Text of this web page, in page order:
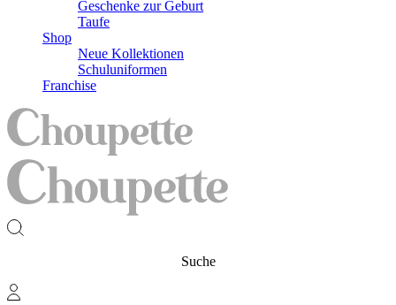
Geschenke zur Geburt
Taufe
Shop
Neue Kollektionen
Schuluniformen
Franchise
Suche